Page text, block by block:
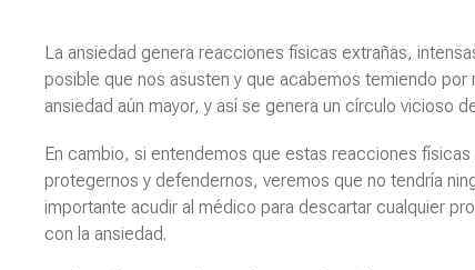
La ansiedad genera reacciones físicas extrañas,
posible que nos asusten y que acabemos temiendo
ansiedad aún mayor, y así se genera un círculo vicioso
En cambio, si entendemos que estas reacciones
protegernos y defendernos, veremos que no tendría
importante acudir al médico para descartar cualquier
con la ansiedad.